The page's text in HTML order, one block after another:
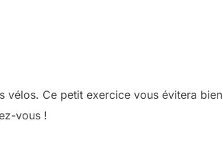
vélos. Ce petit exercice vous évitera bien
vous !